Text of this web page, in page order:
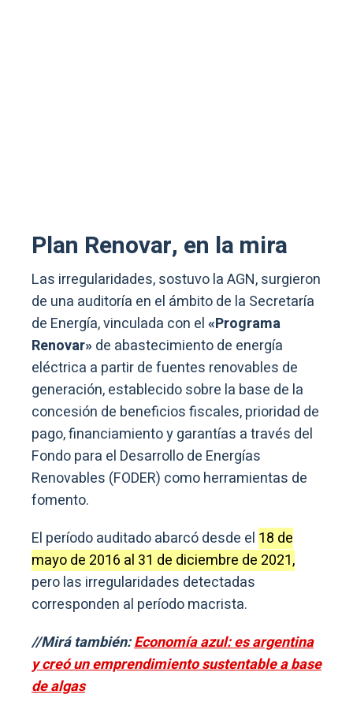
Plan Renovar, en la mira
Las irregularidades, sostuvo la AGN, surgieron
de una auditoría en el ámbito de la Secretaría
de Energía, vinculada con el«Programa
Renovar»de abastecimiento de energía
eléctrica a partir de fuentes renovables de
generación, establecido sobre la base de la
concesión de beneficios fiscales, prioridad de
pago, financiamiento y garantías a través del
Fondo para el Desarrollo de Energías
Renovables (FODER) como herramientas de
fomento.
El período auditado abarcó desde el 18 de
mayo de 2016 al 31 de diciembre de 2021,
pero las irregularidades detectadas
corresponden al período macrista.
//Mirá también:Economía azul: es argentina
y creó un emprendimiento sustentable a base
de algas